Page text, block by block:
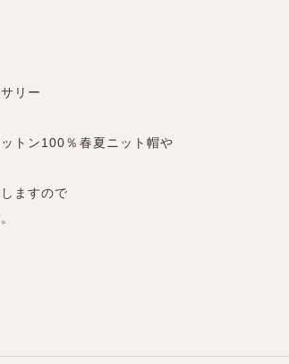
リー
トン100％春夏ニット帽や
ますので